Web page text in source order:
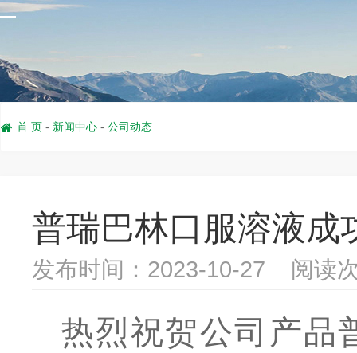
 首 页 - 新闻中心 - 公司动态
普瑞巴林口服溶液成
发布时间：2023-10-27 阅读
热烈祝贺公司产品